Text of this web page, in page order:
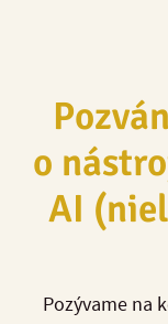
o
AI
Pozývame na